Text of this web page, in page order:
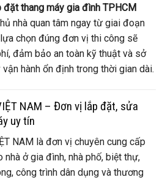
đặt thang máy gia đình TPHCM
nhà quan tâm ngay từ giai đoạn
chọn đúng đơn vị thi công sẽ
đảm bảo an toàn kỹ thuật và sở
hành ổn định trong thời gian dài.
NAM – Đơn vị lắp đặt, sửa
uy tín
NAM là đơn vị chuyên cung cấp
nhà ở gia đình, nhà phố, biệt thự,
công trình dân dụng và thương